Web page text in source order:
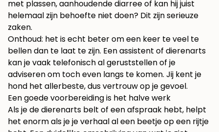
met plassen, aanhoudende diarree of kan hij juist
helemaal zijn behoefte niet doen? Dit zijn serieuze
zaken.
Onthoud: het is echt beter om een keer te veel te
bellen dan te laat te zijn. Een assistent of dierenarts
kan je vaak telefonisch al geruststellen of je
adviseren om toch even langs te komen. Jij kent je
hond het allerbeste, dus vertrouw op je gevoel.
Een goede voorbereiding is het halve werk
Als je de dierenarts belt of een afspraak hebt, helpt
het enorm als je je verhaal al een beetje op een rijtje